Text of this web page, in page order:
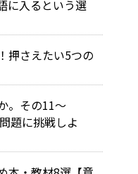
に入るという選
押さえたい5つの
。その11～
題に挑戦しよ